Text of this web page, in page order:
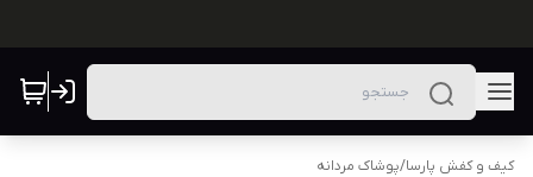
کیف و کفش پارسا/پوشاک مردانه